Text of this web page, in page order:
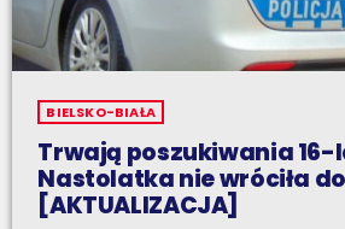
BIELSKO-BIAŁA
Trwają poszukiwania
Nastolatka nie wróciła
[AKTUALIZACJA]